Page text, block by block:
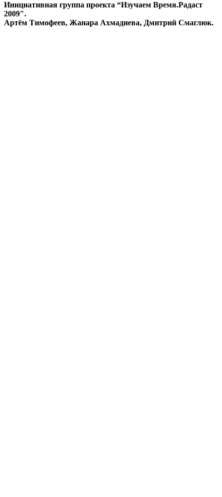
Инициативная группа проекта “Изучаем Время.Радаст
2009".
Артём Тимофеев, Жанара Ахмадиева, Дмитрий Смаглюк.